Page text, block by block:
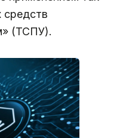
средств
(ТСПУ).